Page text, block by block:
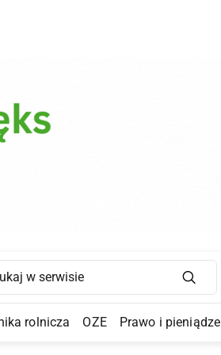
Main Navigation
Submenu
rolnicza OZE Prawo i pieniądze